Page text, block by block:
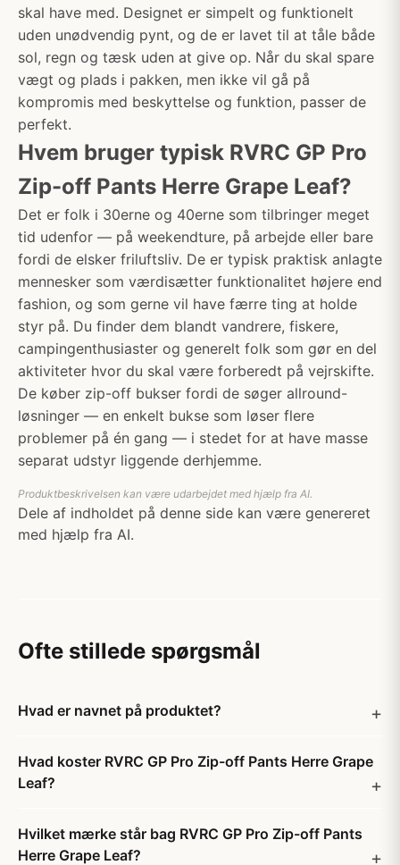
skal have med. Designet er simpelt og funktionelt
uden unødvendig pynt, og de er lavet til at tåle både
sol, regn og tæsk uden at give op. Når du skal spare
vægt og plads i pakken, men ikke vil gå på
kompromis med beskyttelse og funktion, passer de
perfekt.
Hvem bruger typisk RVRC GP Pro
Zip-off Pants Herre Grape Leaf?
Det er folk i 30erne og 40erne som tilbringer meget
tid udenfor — på weekendture, på arbejde eller bare
fordi de elsker friluftsliv. De er typisk praktisk anlagte
mennesker som værdisætter funktionalitet højere end
fashion, og som gerne vil have færre ting at holde
styr på. Du finder dem blandt vandrere, fiskere,
campingenthusiaster og generelt folk som gør en del
aktiviteter hvor du skal være forberedt på vejrskifte.
De køber zip-off bukser fordi de søger allround-
løsninger — en enkelt bukse som løser flere
problemer på én gang — i stedet for at have masse
separat udstyr liggende derhjemme.
Produktbeskrivelsen kan være udarbejdet med hjælp fra AI.
Dele af indholdet på denne side kan være genereret
med hjælp fra AI.
Ofte stillede spørgsmål
Hvad er navnet på produktet?
Hvad koster RVRC GP Pro Zip-off Pants Herre Grape
Leaf?
Hvilket mærke står bag RVRC GP Pro Zip-off Pants
Herre Grape Leaf?